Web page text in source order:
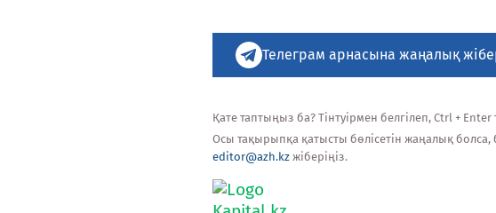
Телеграм арнасына жаңалық
Қате таптыңыз ба? Тінтуірмен белгілеп, Ctrl +
Осы тақырыпқа қатысты бөлісетін жаңалық
editor@azh.kz жіберіңіз.